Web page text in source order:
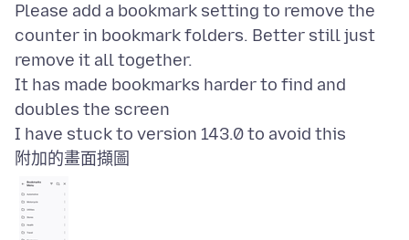
Please add a bookmark setting to remove the
counter in bookmark folders. Better still just
remove it all together.
It has made bookmarks harder to find and
doubles the screen
附加的畫面擷圖